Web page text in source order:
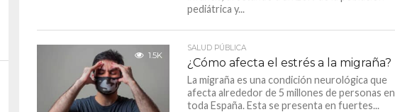
pediátrica y...
1.5K
SALUD PÚBLICA
¿Cómo afecta el estrés a la migraña?
La migraña es una condición neurológica que
afecta alrededor de 5 millones de personas en
toda España. Esta se presenta en fuertes...